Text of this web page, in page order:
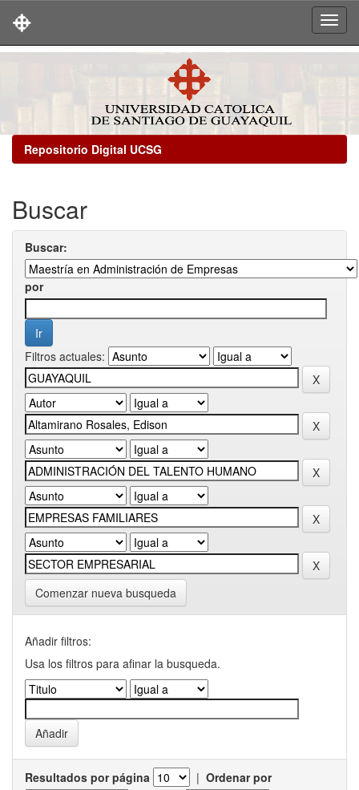
Repositorio Digital UCSG
Buscar
Buscar:
por
Filtros actuales:
Comenzar nueva busqueda
Añadir filtros:
Usa los filtros para afinar la busqueda.
Resultados por página | Ordenar por